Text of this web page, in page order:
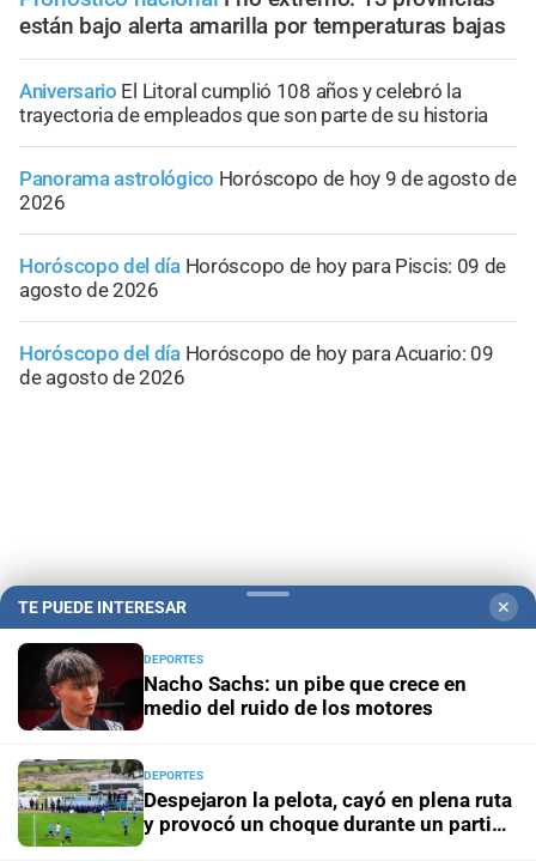
están bajo alerta amarilla por temperaturas bajas
Aniversario El Litoral cumplió 108 años y celebró la
trayectoria de empleados que son parte de su historia
Panorama astrológico Horóscopo de hoy 9 de agosto de
2026
Horóscopo del día Horóscopo de hoy para Piscis: 09 de
agosto de 2026
Horóscopo del día Horóscopo de hoy para Acuario: 09
de agosto de 2026
Campolitoral
Podcasts Mirador Provincial
Notife Educacion SF
TE PUEDE INTERESAR ✕
DEPORTES
Nacho Sachs: un pibe que crece en
medio del ruido de los motores
DEPORTES
Despejaron la pelota, cayó en plena ruta
y provocó un choque durante un partido